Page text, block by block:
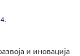
и иновација